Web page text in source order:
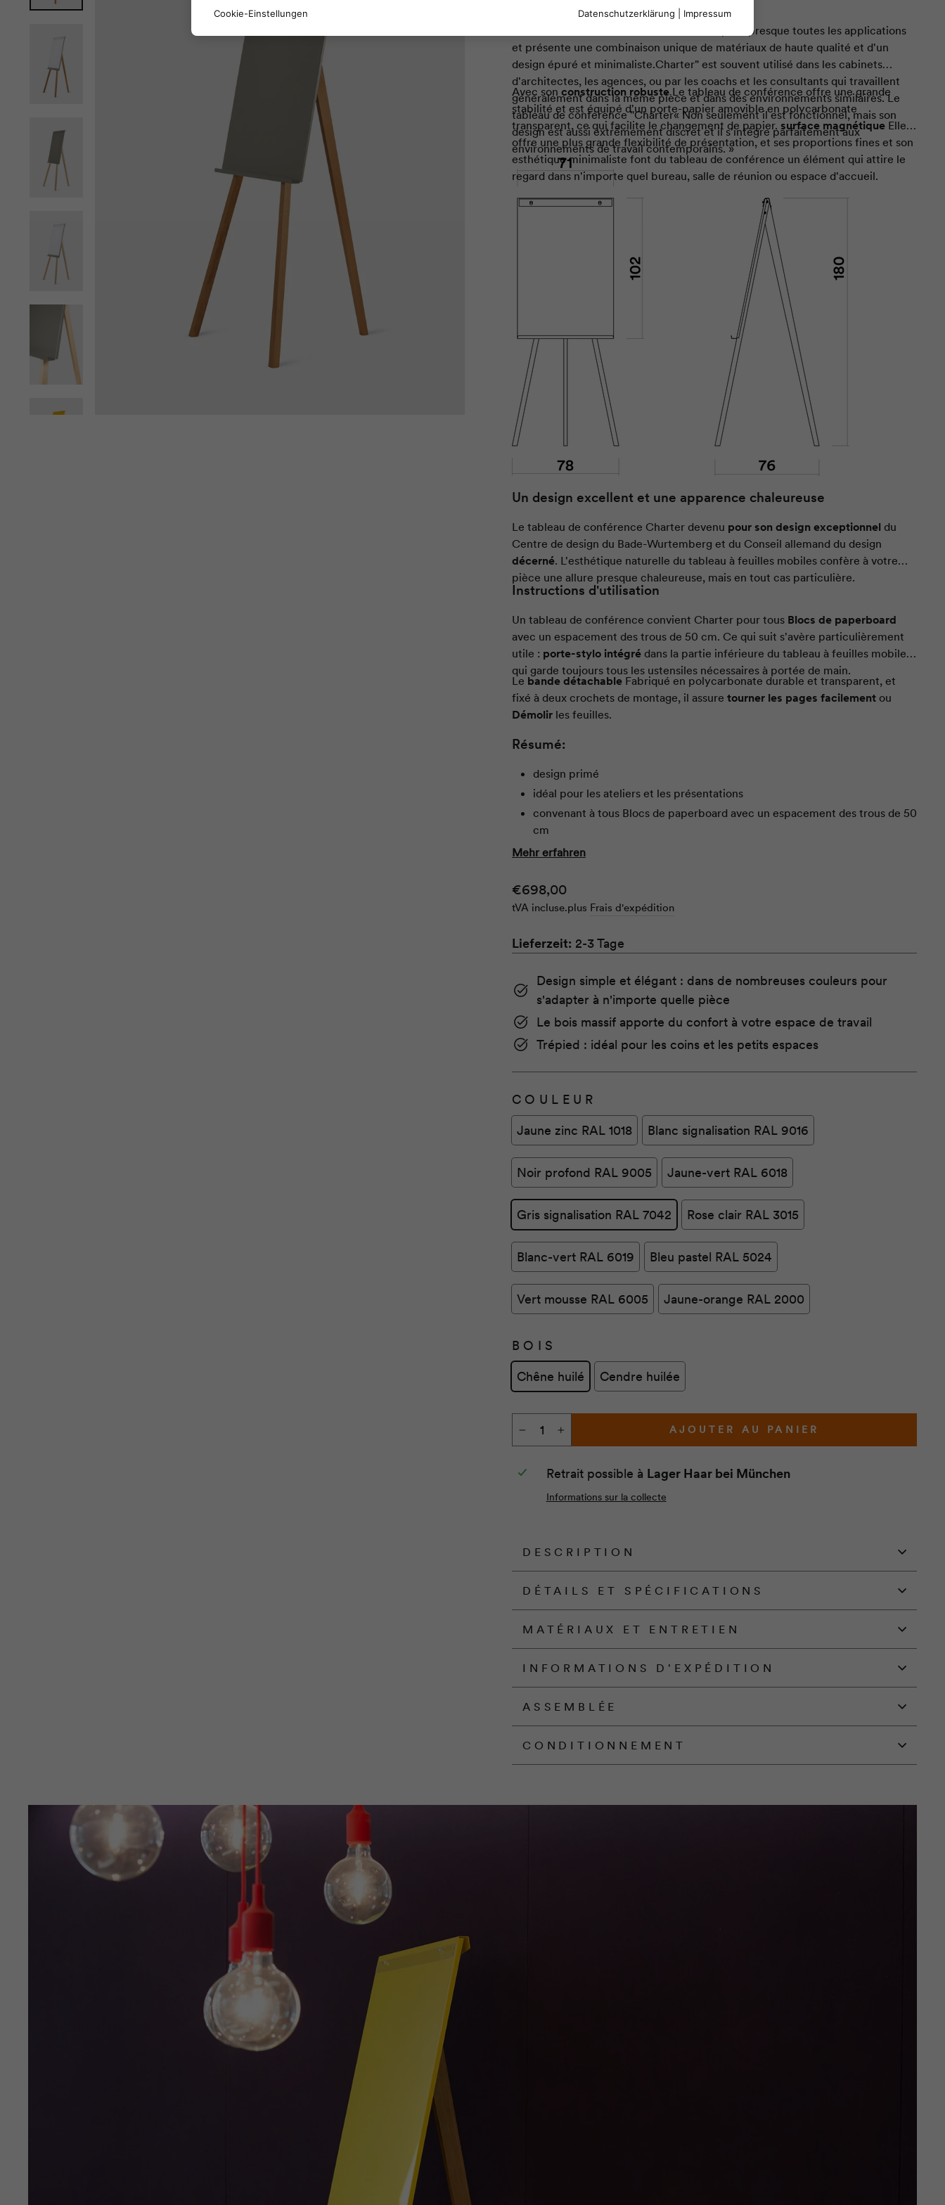
Cookie-Einstellungen Datenschutzerklärung Impressum
Le tableau de conférence est l'outil idéal pour presque toutes les applications
et présente une combinaison unique de matériaux de haute qualité et d'un
design épuré et minimaliste.Charter" est souvent utilisé dans les cabinets
d'architectes, les agences, ou par les coachs et les consultants qui travaillent
généralement dans la même pièce et dans des environnements similaires. Le
tableau de conférence "Charter« Non seulement il est fonctionnel, mais son
design est aussi extrêmement discret et il s'intègre parfaitement aux
environnements de travail contemporains. »
Avec son construction robusteLe tableau de conférence offre une grande
stabilité et est équipé d'un porte-papier amovible en polycarbonate
transparent, ce qui facilite le changement de papier. surface magnétique Elle
offre une plus grande flexibilité de présentation, et ses proportions fines et son
esthétique minimaliste font du tableau de conférence un élément qui attire le
regard dans n'importe quel bureau, salle de réunion ou espace d'accueil.
Un design excellent et une apparence chaleureuse
Le tableau de conférence Charter devenu pour son design exceptionnel du
Centre de design du Bade-Wurtemberg et du Conseil allemand du design
décerné. L'esthétique naturelle du tableau à feuilles mobiles confère à votre
pièce une allure presque chaleureuse, mais en tout cas particulière.
Instructions d'utilisation
Un tableau de conférence convient Charter pour tous Blocs de paperboard
avec un espacement des trous de 50 cm. Ce qui suit s'avère particulièrement
utile : porte-stylo intégré dans la partie inférieure du tableau à feuilles mobiles,
qui garde toujours tous les ustensiles nécessaires à portée de main.
Le bande détachable Fabriqué en polycarbonate durable et transparent, et
fixé à deux crochets de montage, il assure tourner les pages facilement ou
Démolir les feuilles.
Résumé:
design primé
idéal pour les ateliers et les présentations
convenant à tous Blocs de paperboard avec un espacement des trous de 50
cm
tableau blanc magnétique avec
tableau blanc ; il faut du papier.
tableau blanc, directement inscriptible avec
panneau robuste en tôle d'acier revêtue de poudre
Mehr erfahren
Prix
€698,00
tVA incluse.plus Frais d'expédition
Lieferzeit: 2-3 Tage
Design simple et élégant : dans de nombreuses couleurs pour
s'adapter à n'importe quelle pièce
Le bois massif apporte du confort à votre espace de travail
Trépied : idéal pour les coins et les petits espaces
COULEUR
Jaune zinc RAL 1018
Blanc signalisation RAL 9016
Noir profond RAL 9005 Jaune-vert RAL 6018
Gris signalisation RAL 7042 Rose clair RAL 3015
Blanc-vert RAL 6019 Bleu pastel RAL 5024
Vert mousse RAL 6005 Jaune-orange RAL 2000
BOIS
Chêne huilé
Cendre huilée
+
AJOUTER AU PANIER
Retrait possible à Lager Haar bei München
Informations sur la collecte
DESCRIPTION
DÉTAILS ET SPÉCIFICATIONS
MATÉRIAUX ET ENTRETIEN
INFORMATIONS D'EXPÉDITION
ASSEMBLÉE
CONDITIONNEMENT